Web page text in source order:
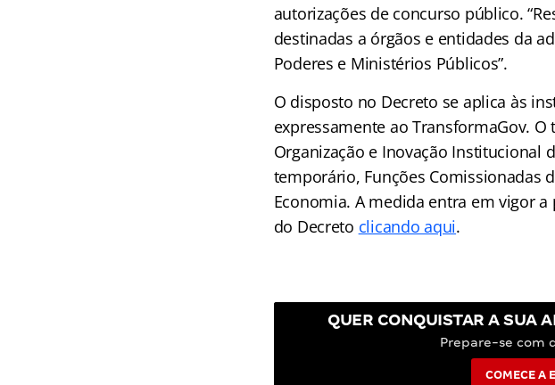
autorizações de concurso público.
destinadas a órgãos e entidades da
Poderes e Ministérios Públicos”.
O disposto no Decreto se aplica às
expressamente ao TransformaGov. O
Organização e Inovação Institucional
temporário, Funções Comissionadas
Economia. A medida entra em vigor
do Decreto clicando aqui.
QUER CONQUISTAR A SUA
Prepare-se com
COMECE A